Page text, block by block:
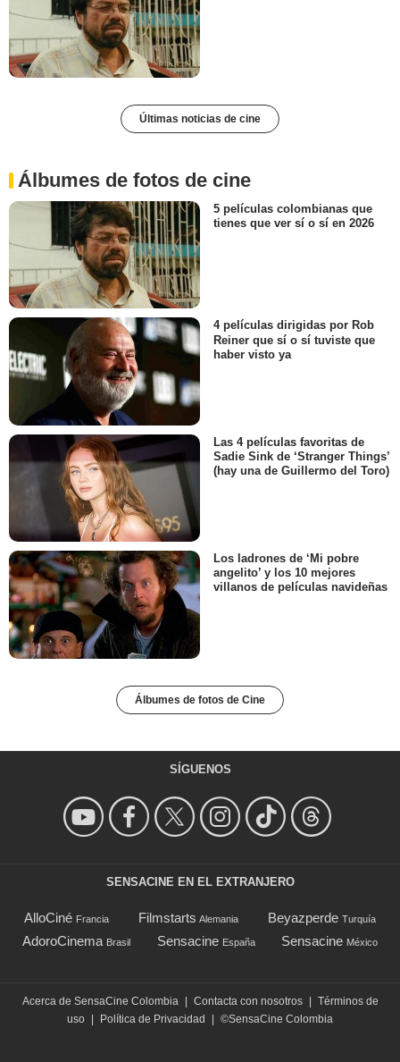
Últimas noticias de cine
Álbumes de fotos de cine
5 películas colombianas que
tienes que ver sí o sí en 2026
4 películas dirigidas por Rob
Reiner que sí o sí tuviste que
haber visto ya
Las 4 películas favoritas de
Sadie Sink de ‘Stranger Things’
(hay una de Guillermo del Toro)
Los ladrones de ‘Mi pobre
angelito’ y los 10 mejores
villanos de películas navideñas
Álbumes de fotos de Cine
SÍGUENOS
SENSACINE EN EL EXTRANJERO
AlloCiné Francia Filmstarts Alemania Beyazperde Turquía
AdoroCinema Brasil Sensacine España Sensacine México
Acerca de SensaCine Colombia | Contacta con nosotros | Términos de
uso | Política de Privacidad | ©SensaCine Colombia